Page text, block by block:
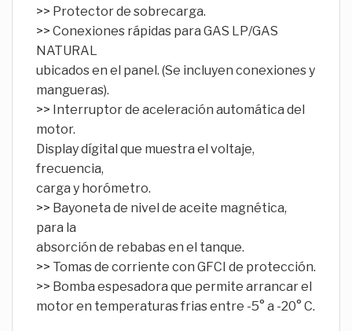
>> Protector de sobrecarga.
>> Conexiones rápidas para GAS LP/GAS
NATURAL
ubicados en el panel. (Se incluyen conexiones y
mangueras).
>> Interruptor de aceleración automática del
motor.
Display dígital que muestra el voltaje,
frecuencia,
carga y horómetro.
>> Bayoneta de nivel de aceite magnética,
para la
absorción de rebabas en el tanque.
>> Tomas de corriente con GFCI de protección.
>> Bomba espesadora que permite arrancar el
motor en temperaturas frias entre -5° a -20° C.